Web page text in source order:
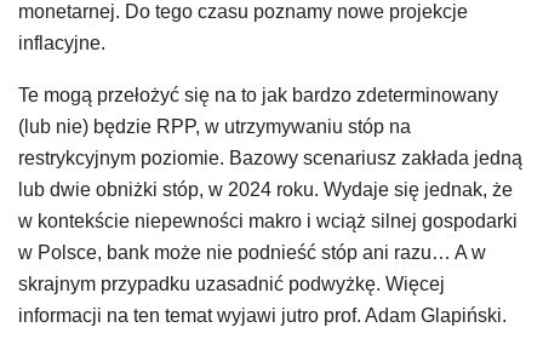
monetarnej. Do tego czasu poznamy nowe projekcje
inflacyjne.
Te mogą przełożyć się na to jak bardzo zdeterminowany
(lub nie) będzie RPP, w utrzymywaniu stóp na
restrykcyjnym poziomie. Bazowy scenariusz zakłada jedną
lub dwie obniżki stóp, w 2024 roku. Wydaje się jednak, że
w kontekście niepewności makro i wciąż silnej gospodarki
w Polsce, bank może nie podnieść stóp ani razu… A w
skrajnym przypadku uzasadnić podwyżkę. Więcej
informacji na ten temat wyjawi jutro prof. Adam Glapiński.